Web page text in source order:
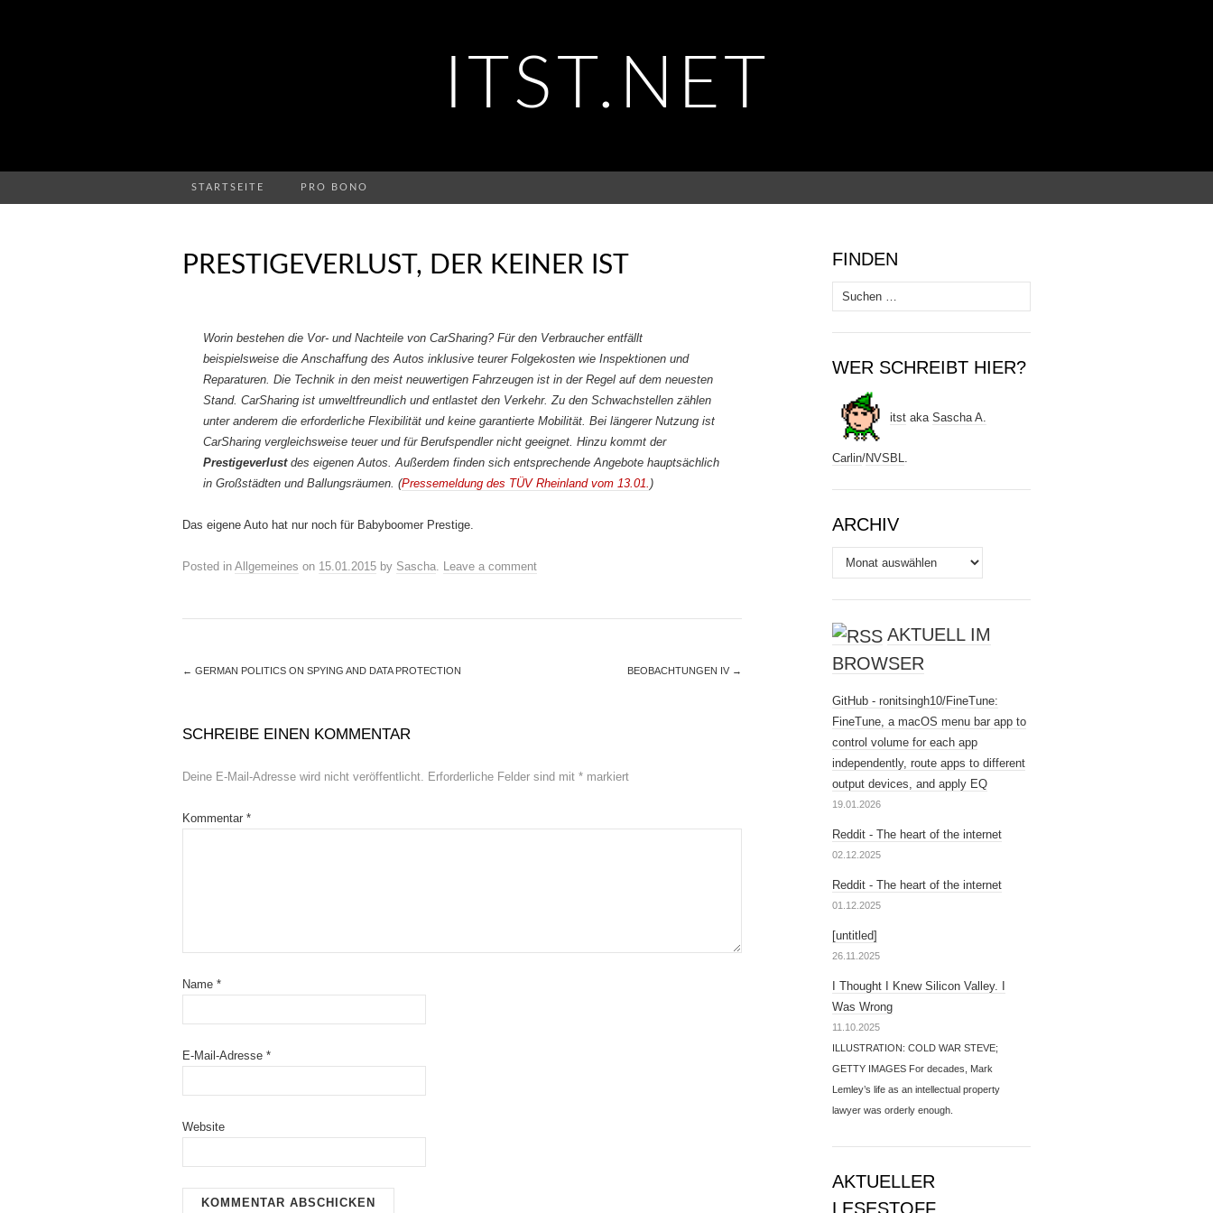
ITST.NET
STARTSEITE PRO BONO
nach:
PRESTIGEVERLUST, DER KEINER IST
Worin bestehen die Vor- und Nachteile von CarSharing? Für den Verbraucher entfällt
beispielsweise die Anschaffung des Autos inklusive teurer Folgekosten wie Inspektionen und
Reparaturen. Die Technik in den meist neuwertigen Fahrzeugen ist in der Regel auf dem neuesten
Stand. CarSharing ist umweltfreundlich und entlastet den Verkehr. Zu den Schwachstellen zählen
unter anderem die erforderliche Flexibilität und keine garantierte Mobilität. Bei längerer Nutzung ist
CarSharing vergleichsweise teuer und für Berufspendler nicht geeignet. Hinzu kommt der
Prestigeverlustdes eigenen Autos. Außerdem finden sich entsprechende Angebote hauptsächlich
in Großstädten und Ballungsräumen. (Pressemeldung des TÜV Rheinland vom 13.01. )
Das eigene Auto hat nur noch für Babyboomer Prestige.
Posted in Allgemeines on 15.01.2015 by Sascha. Leave a comment
← GERMAN POLITICS ON SPYING AND DATA PROTECTION BEOBACHTUNGEN IV →
SCHREIBE EINEN KOMMENTAR
Deine E-Mail-Adresse wird nicht veröffentlicht. Erforderliche Felder sind mit * markiert
Kommentar *
Name *
E-Mail-Adresse *
Website
FINDEN
Suchen
nach:
WER SCHREIBT HIER?
itst aka Sascha A.
Carlin/NVSBL.
ARCHIV
Archiv
AKTUELL IM
BROWSER
GitHub - ronitsingh10/FineTune:
FineTune, a macOS menu bar app to
control volume for each app
independently, route apps to different
output devices, and apply EQ
19.01.2026
Reddit - The heart of the internet
02.12.2025
Reddit - The heart of the internet
01.12.2025
[untitled]
26.11.2025
I Thought I Knew Silicon Valley. I
Was Wrong
11.10.2025
ILLUSTRATION: COLD WAR STEVE;
GETTY IMAGES For decades, Mark
Lemley’s life as an intellectual property
lawyer was orderly enough.
AKTUELLER
LESESTOFF